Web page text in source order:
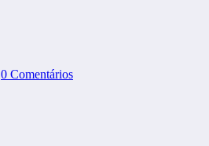
0 Comentários